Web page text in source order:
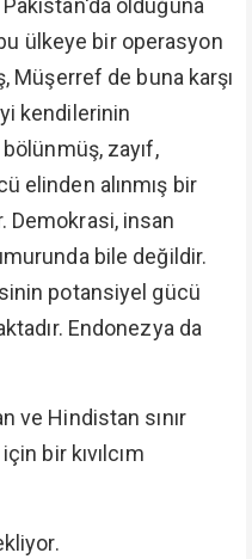
olduğuna
ülkeye bir operasyon
de buna karşı
kendilerinin
zayıf,
elinden alınmış bir
Demokrasi, insan
bile değildir.
potansiyel gücü
Endonezya da
ve Hindistan sınır
bir kıvılcım